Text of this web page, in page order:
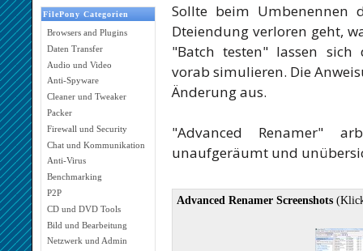
FilePony Categorien
Browsers and Plugins
Daten Transfer
Audio und Video
Anti-Spyware
Cleaner und Tweaker
Packer
Firewall und Security
Chat und Kommunikation
Anti-Virus
Benchmarking
P2P
CD und DVD Tools
Bild und Bearbeitung
Netzwerk und Admin
Sollte beim Umbenennen
Dteiendung verloren geht,
"Batch testen" lassen sich
vorab simulieren. Die
Änderung aus.
"Advanced Renamer"
unaufgeräumt und
Advanced Renamer Screenshots